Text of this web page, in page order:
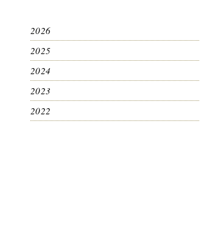
2026
2025
2024
2023
2022